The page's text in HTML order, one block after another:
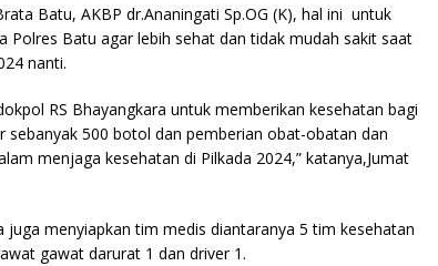
Batu, AKBP dr.Ananingati Sp.OG (K), hal ini untuk
Batu agar lebih sehat dan tidak mudah sakit saat
nanti.
RS Bhayangkara untuk memberikan kesehatan bagi
sebanyak 500 botol dan pemberian obat-obatan dan
menjaga kesehatan di Pilkada 2024,” katanya,Jumat
menyiapkan tim medis diantaranya 5 tim kesehatan
gawat darurat 1 dan driver 1.